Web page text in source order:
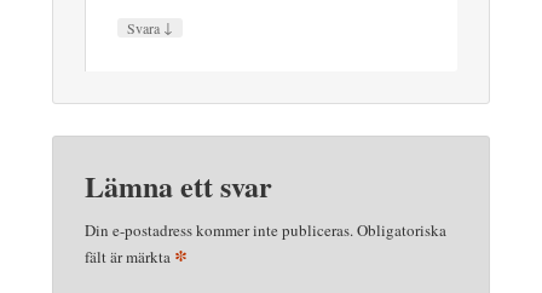
Svara ↓
Lämna ett svar
Din e-postadress kommer inte publiceras.Obligatoriska
fält är märkta *